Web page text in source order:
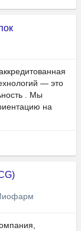
— это
. Мы
на